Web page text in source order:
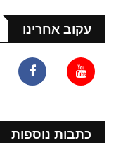
עקוב אחרינו
כתבות נוספות